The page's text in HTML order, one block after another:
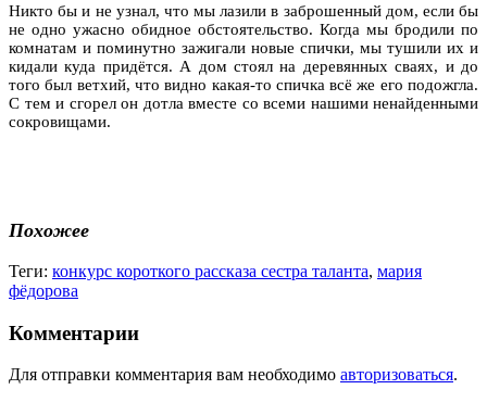
Никто бы и не узнал, что мы лазили в заброшенный дом, если бы
не одно ужасно обидное обстоятельство. Когда мы бродили по
комнатам и поминутно зажигали новые спички, мы тушили их и
кидали куда придётся. А дом стоял на деревянных сваях, и до
того был ветхий, что видно какая-то спичка всё же его подожгла.
С тем и сгорел он дотла вместе со всеми нашими ненайденными
сокровищами.
Похожее
Теги: конкурс короткого рассказа сестра таланта, мария
фёдорова
Комментарии
Для отправки комментария вам необходимо авторизоваться.